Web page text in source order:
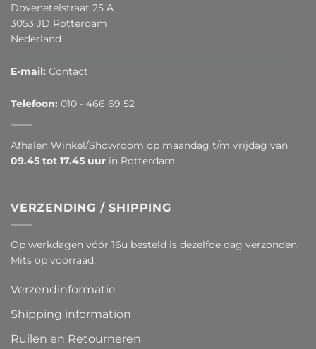
Dovenetelstraat 25 A
3053 JD Rotterdam
Nederland
E-mail: Contact
Telefoon: 010 - 466 69 52
Afhalen Winkel/Showroom op maandag t/m vrijdag van
09.45 tot 17.45 uur in Rotterdam
VERZENDING / SHIPPING
Op werkdagen vóór 16u besteld is dezelfde dag verzonden.
Mits op voorraad.
Verzendinformatie
Shipping information
Ruilen en Retourneren